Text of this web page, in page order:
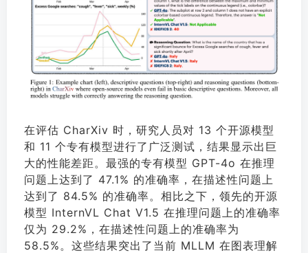
在评估 CharXiv 时，研究人员对 13 个开源模型
和 11 个专有模型进行了广泛测试，结果显示出巨
大的性能差距。最强的专有模型 GPT-4o 在推理
问题上达到了 47.1% 的准确率，在描述性问题上
达到了 84.5% 的准确率。相比之下，领先的开源
模型 InternVL Chat V1.5 在推理问题上的准确率
仅为 29.2%，在描述性问题上的准确率为
58.5%。这些结果突出了当前 MLLM 在图表理解